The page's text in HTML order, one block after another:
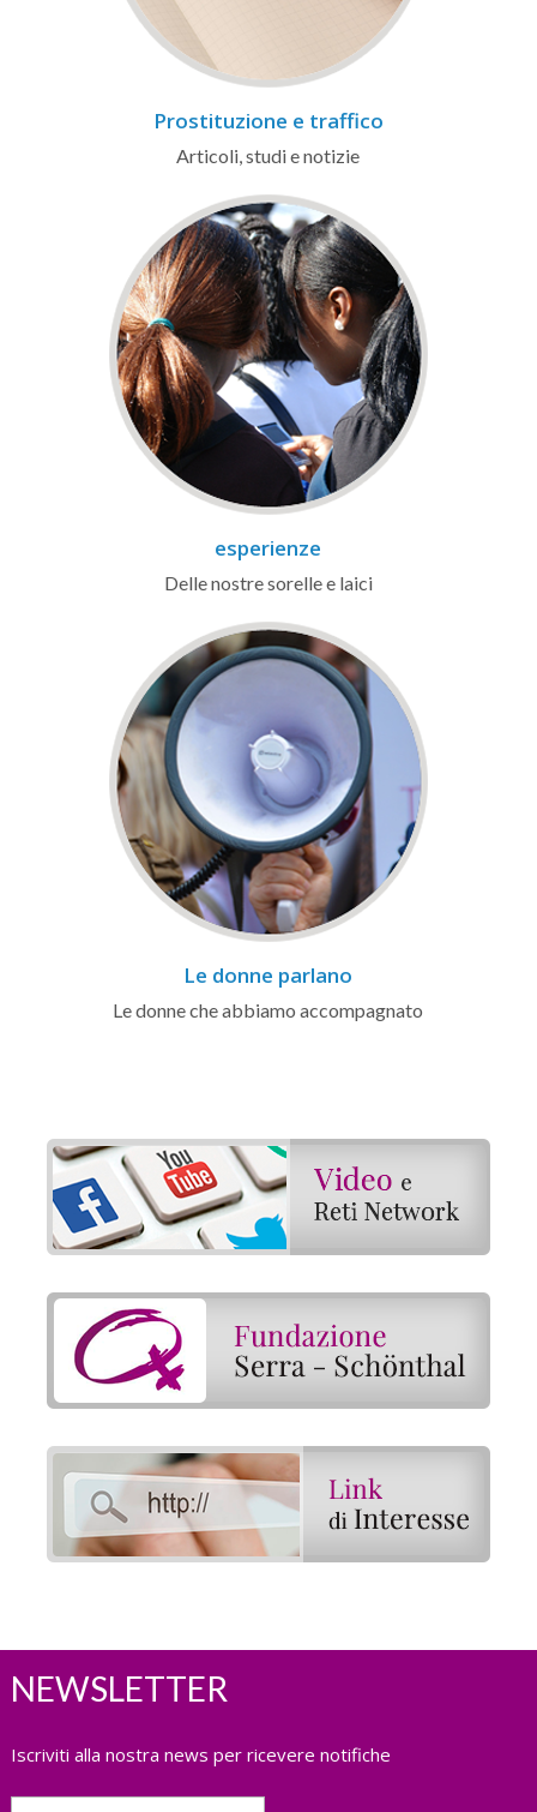
Prostituzione e traffico
Articoli, studi e notizie
esperienze
Delle nostre sorelle e laici
Le donne parlano
Le donne che abbiamo accompagnato
NEWSLETTER
Iscriviti alla nostra news per ricevere notifiche